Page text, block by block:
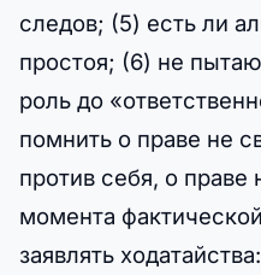
следов; (5) есть ли
простоя; (6) не
роль до
помнить о праве не
против себя, о праве
момента
заявлять